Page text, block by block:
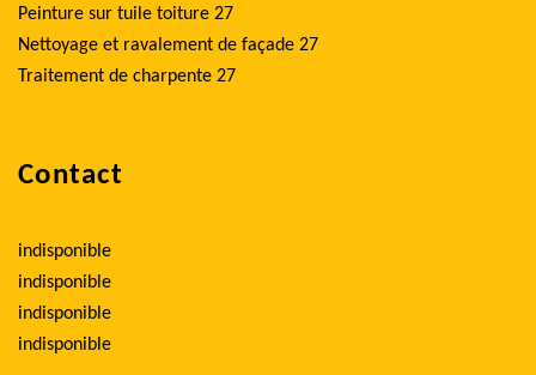
Peinture sur tuile toiture 27
Nettoyage et ravalement de façade 27
Traitement de charpente 27
Contact
indisponible
indisponible
indisponible
indisponible